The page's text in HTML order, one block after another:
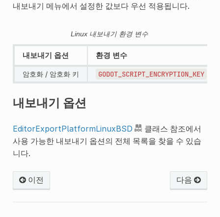
내보내기 메뉴에서 설정한 값보다 우선 적용됩니다.
Linux 내보내기 환경 변수
내보내기 옵션 환경 변수
암호화 / 암호화 키 GODOT_SCRIPT_ENCRYPTION_KEY
내보내기 옵션
EditorExportPlatformLinuxBSD
클래스 참조에서
사용 가능한 내보내기 옵션의 전체 목록을 찾을 수 있습
니다.
이전 다음